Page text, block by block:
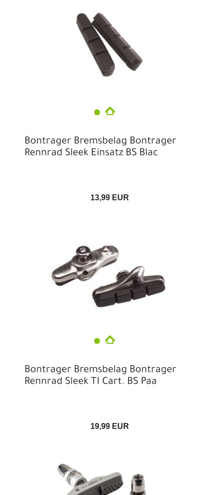
Bontrager Bremsbelag Bontrager
Rennrad Sleek Einsatz BS Blac
13,99 EUR
Bontrager Bremsbelag Bontrager
Rennrad Sleek TI Cart. BS Paa
19,99 EUR